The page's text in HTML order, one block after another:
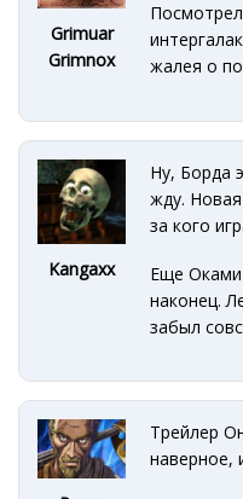
Grimuar
Grimnox
жалея о
Kangaxx
Ну, Борда
жду.
за кого
Еще Оками
наконец.
забыл
Трейлер
наверное,